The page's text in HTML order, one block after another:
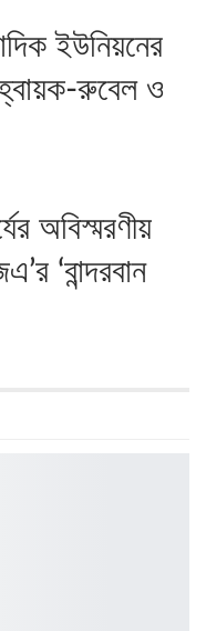
ইউনিয়নের
রুবেল ও
অবিস্মরণীয়
‘বান্দরবান